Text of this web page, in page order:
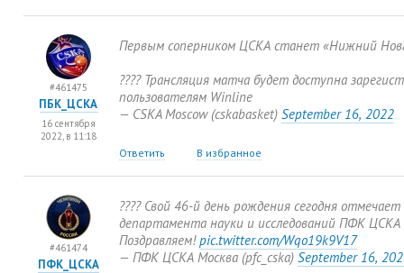
Первым соперником ЦСКА станет «Нижний
???? Трансляция матча будет доступна
пользователям Winline
— CSKA Moscow (cskabasket) September 16, 2022
Ответить В избранное
#461475
ПБК_ЦСКА
16 сентября
2022, в 11:18
???? Свой 46-й день рождения сегодня
департамента науки и исследований ПФК ЦСКА
Поздравляем!pic.twitter.com/Wqo19k9V17
— ПФК ЦСКА Москва (pfc_cska) September 16,
#461474
ПФК_ЦСКА